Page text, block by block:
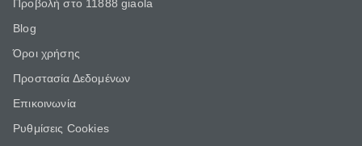
Προβολή στο 11888 giaola
Blog
Όροι χρήσης
Προστασία Δεδομένων
Επικοινωνία
Ρυθμίσεις Cookies